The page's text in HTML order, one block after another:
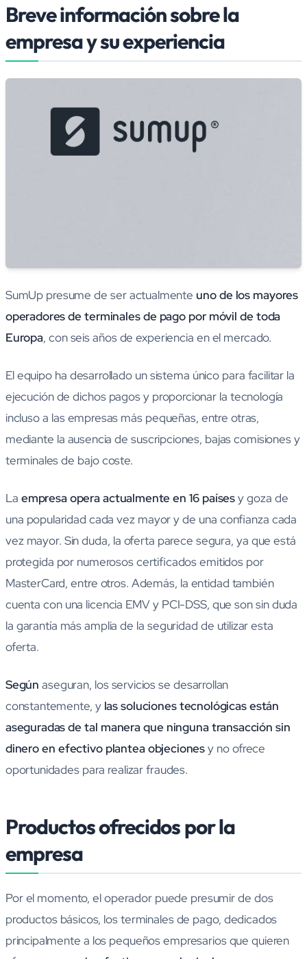
Breve información sobre la
empresa y su experiencia
SumUp presume de ser actualmente uno de los mayores
operadores de terminales de pago por móvil de toda
Europa, con seis años de experiencia en el mercado.
El equipo ha desarrollado un sistema único para facilitar la
ejecución de dichos pagos y proporcionar la tecnología
incluso a las empresas más pequeñas, entre otras,
mediante la ausencia de suscripciones, bajas comisiones y
terminales de bajo coste.
La empresa opera actualmente en 16 paísesy goza de
una popularidad cada vez mayor y de una confianza cada
vez mayor. Sin duda, la oferta parece segura, ya que está
protegida por numerosos certificados emitidos por
MasterCard, entre otros. Además, la entidad también
cuenta con una licencia EMV y PCI-DSS, que son sin duda
la garantía más amplia de la seguridad de utilizar esta
oferta.
Segúnaseguran, los servicios se desarrollan
constantemente, y las soluciones tecnológicas están
aseguradas de tal manera que ninguna transacción sin
dinero en efectivo plantea objecionesy no ofrece
oportunidades para realizar fraudes.
Productos ofrecidos por la
empresa
Por el momento, el operador puede presumir de dos
productos básicos, los terminales de pago, dedicados
principalmente a los pequeños empresarios que quieren